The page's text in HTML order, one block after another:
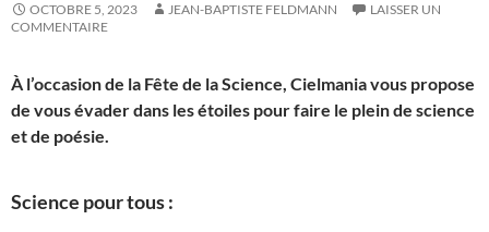
OCTOBRE 5, 2023 JEAN-BAPTISTE FELDMANN
LAISSER UN
COMMENTAIRE
À l’occasion de la Fête de la Science, Cielmania vous propose
de vous évader dans les étoiles pour faire le plein de science
et de poésie.
Science pour tous :